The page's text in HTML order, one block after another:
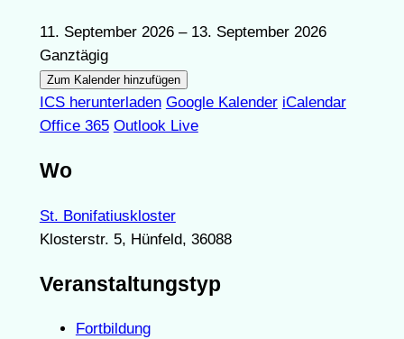
11. September 2026 – 13. September 2026
Ganztägig
Zum Kalender hinzufügen
ICS herunterladen Google Kalender iCalendar
Office 365 Outlook Live
Wo
St. Bonifatiuskloster
Klosterstr. 5, Hünfeld, 36088
Veranstaltungstyp
Fortbildung